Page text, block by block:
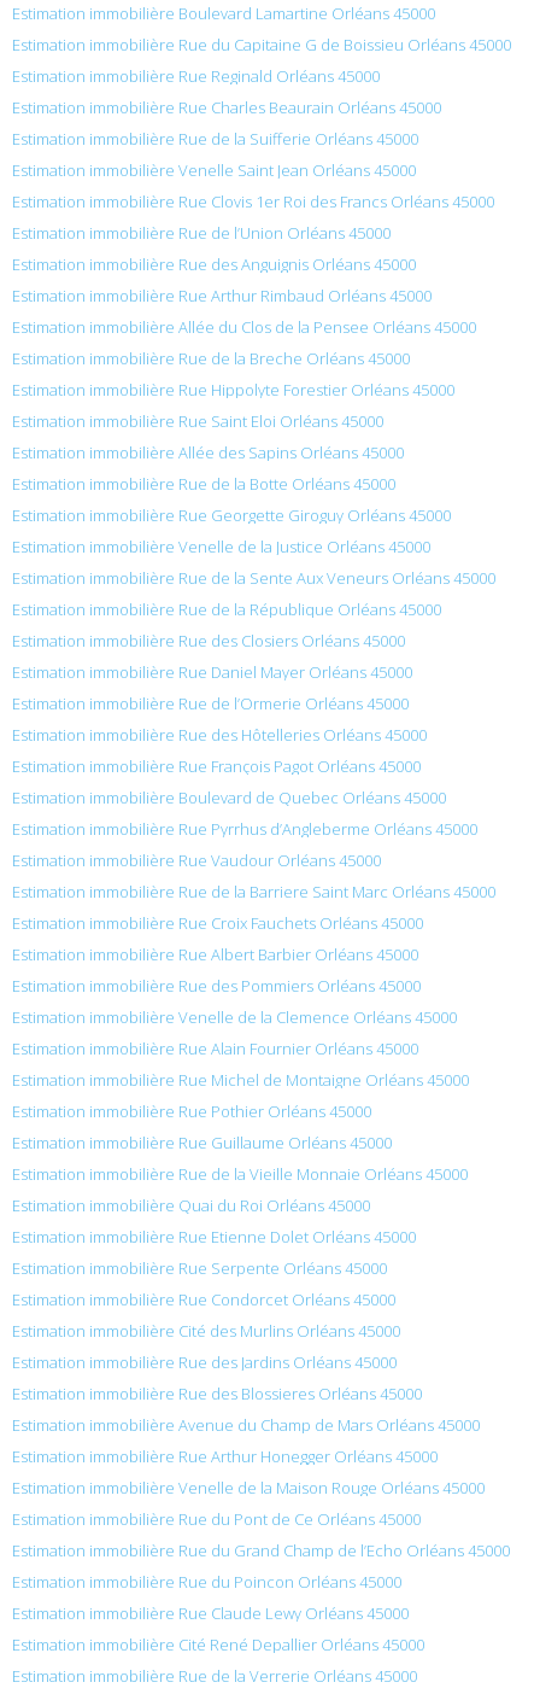
Estimation immobilière Boulevard Lamartine Orléans 45000
Estimation immobilière Rue du Capitaine G de Boissieu Orléans 45000
Estimation immobilière Rue Reginald Orléans 45000
Estimation immobilière Rue Charles Beaurain Orléans 45000
Estimation immobilière Rue de la Suifferie Orléans 45000
Estimation immobilière Venelle Saint Jean Orléans 45000
Estimation immobilière Rue Clovis 1er Roi des Francs Orléans 45000
Estimation immobilière Rue de l’Union Orléans 45000
Estimation immobilière Rue des Anguignis Orléans 45000
Estimation immobilière Rue Arthur Rimbaud Orléans 45000
Estimation immobilière Allée du Clos de la Pensee Orléans 45000
Estimation immobilière Rue de la Breche Orléans 45000
Estimation immobilière Rue Hippolyte Forestier Orléans 45000
Estimation immobilière Rue Saint Eloi Orléans 45000
Estimation immobilière Allée des Sapins Orléans 45000
Estimation immobilière Rue de la Botte Orléans 45000
Estimation immobilière Rue Georgette Giroguy Orléans 45000
Estimation immobilière Venelle de la Justice Orléans 45000
Estimation immobilière Rue de la Sente Aux Veneurs Orléans 45000
Estimation immobilière Rue de la République Orléans 45000
Estimation immobilière Rue des Closiers Orléans 45000
Estimation immobilière Rue Daniel Mayer Orléans 45000
Estimation immobilière Rue de l’Ormerie Orléans 45000
Estimation immobilière Rue des Hôtelleries Orléans 45000
Estimation immobilière Rue François Pagot Orléans 45000
Estimation immobilière Boulevard de Quebec Orléans 45000
Estimation immobilière Rue Pyrrhus d’Angleberme Orléans 45000
Estimation immobilière Rue Vaudour Orléans 45000
Estimation immobilière Rue de la Barriere Saint Marc Orléans 45000
Estimation immobilière Rue Croix Fauchets Orléans 45000
Estimation immobilière Rue Albert Barbier Orléans 45000
Estimation immobilière Rue des Pommiers Orléans 45000
Estimation immobilière Venelle de la Clemence Orléans 45000
Estimation immobilière Rue Alain Fournier Orléans 45000
Estimation immobilière Rue Michel de Montaigne Orléans 45000
Estimation immobilière Rue Pothier Orléans 45000
Estimation immobilière Rue Guillaume Orléans 45000
Estimation immobilière Rue de la Vieille Monnaie Orléans 45000
Estimation immobilière Quai du Roi Orléans 45000
Estimation immobilière Rue Etienne Dolet Orléans 45000
Estimation immobilière Rue Serpente Orléans 45000
Estimation immobilière Rue Condorcet Orléans 45000
Estimation immobilière Cité des Murlins Orléans 45000
Estimation immobilière Rue des Jardins Orléans 45000
Estimation immobilière Rue des Blossieres Orléans 45000
Estimation immobilière Avenue du Champ de Mars Orléans 45000
Estimation immobilière Rue Arthur Honegger Orléans 45000
Estimation immobilière Venelle de la Maison Rouge Orléans 45000
Estimation immobilière Rue du Pont de Ce Orléans 45000
Estimation immobilière Rue du Grand Champ de l’Echo Orléans 45000
Estimation immobilière Rue du Poincon Orléans 45000
Estimation immobilière Rue Claude Lewy Orléans 45000
Estimation immobilière Cité René Depallier Orléans 45000
Estimation immobilière Rue de la Verrerie Orléans 45000